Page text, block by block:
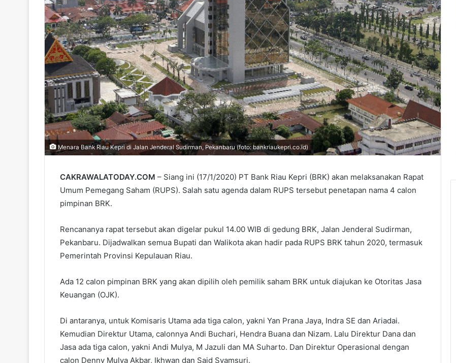
Menara Bank Riau Kepri di Jalan Jenderal Sudirman, Pekanbaru (foto: bankriaukepri.co.id)
CAKRAWALATODAY.COM – Siang ini (17/1/2020) PT Bank Riau Kepri (BRK) akan melaksanakan Rapat
Umum Pemegang Saham (RUPS). Salah satu agenda dalam RUPS tersebut penetapan nama 4 calon
pimpinan BRK.
Rencananya rapat tersebut akan digelar pukul 14.00 WIB di gedung BRK, Jalan Jenderal Sudirman,
Pekanbaru. Dijadwalkan semua Bupati dan Walikota akan hadir pada RUPS BRK tahun 2020, termasuk
Pemerintah Provinsi Kepulauan Riau.
Ada 12 calon pimpinan BRK yang akan dipilih oleh pemilik saham BRK untuk diajukan ke Otoritas Jasa
Keuangan (OJK).
Di antaranya, untuk Komisaris Utama ada tiga calon, yakni Yan Prana Jaya, Indra SE dan Ariadai.
Kemudian Direktur Utama, calonnya Andi Buchari, Hendra Buana dan Nizam. Lalu Direktur Dana dan
Jasa ada tiga calon, yakni Andi Mulya, M Jazuli dan MA Suharto. Dan Direktur Operasional dengan
calon Denny Mulya Akbar, Ikhwan dan Said Syamsuri.